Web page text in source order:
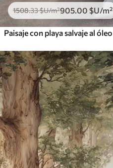
1508.33$U/m²905 .00 $U/m²
Paisaje con playa salvaje al óleo